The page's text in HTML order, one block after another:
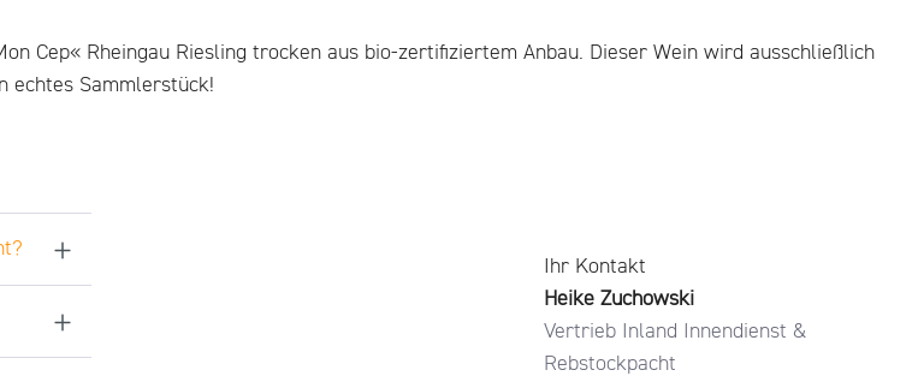
Cep« Rheingau Riesling trocken aus bio-zertifiziertem Anbau. Dieser Wein wird ausschließlich
echtes Sammlerstück!
Ihr Kontakt
Heike Zuchowski
Vertrieb Inland Innendienst &
Rebstockpacht